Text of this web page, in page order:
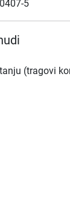
5
(tragovi